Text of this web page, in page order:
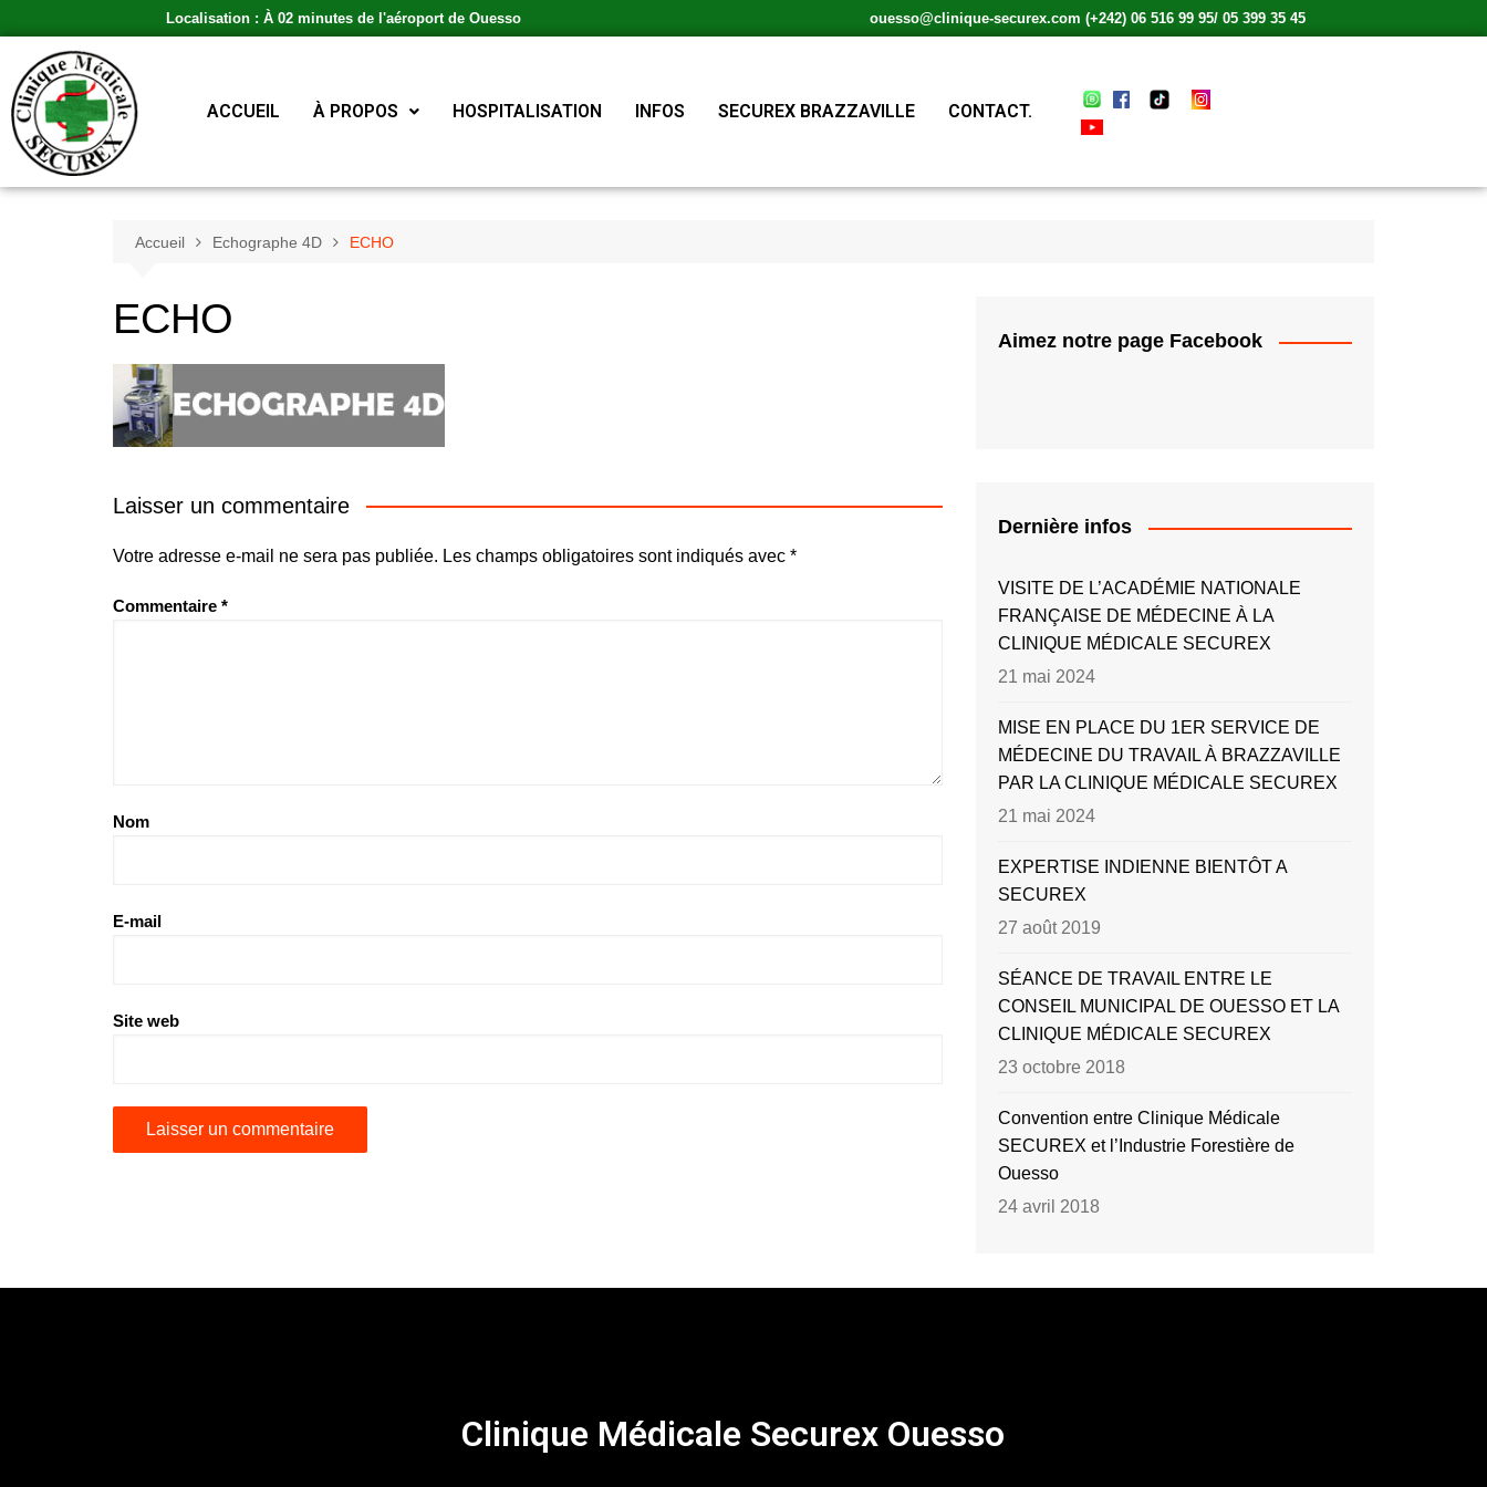
Localisation : À 02 minutes de l'aéroport de Ouesso ouesso@clinique-securex.com (+242) 06 516 99 95/ 05 399 35 45
ACCUEIL À PROPOS HOSPITALISATION INFOS SECUREX BRAZZAVILLE CONTACT.
Accueil Echographe 4D ECHO
ECHO
Laisser un commentaire
Votre adresse e-mail ne sera pas publiée. Les champs obligatoires sont indiqués avec *
Commentaire *
Nom
E-mail
Site web
Aimez notre page Facebook
Dernière infos
VISITE DE L’ACADÉMIE NATIONALE
FRANÇAISE DE MÉDECINE À LA
CLINIQUE MÉDICALE SECUREX
21 mai 2024
MISE EN PLACE DU 1ER SERVICE DE
MÉDECINE DU TRAVAIL À BRAZZAVILLE
PAR LA CLINIQUE MÉDICALE SECUREX
21 mai 2024
EXPERTISE INDIENNE BIENTÔT A
SECUREX
27 août 2019
SÉANCE DE TRAVAIL ENTRE LE
CONSEIL MUNICIPAL DE OUESSO ET LA
CLINIQUE MÉDICALE SECUREX
23 octobre 2018
Convention entre Clinique Médicale
SECUREX et l’Industrie Forestière de
Ouesso
24 avril 2018
Clinique Médicale Securex Ouesso